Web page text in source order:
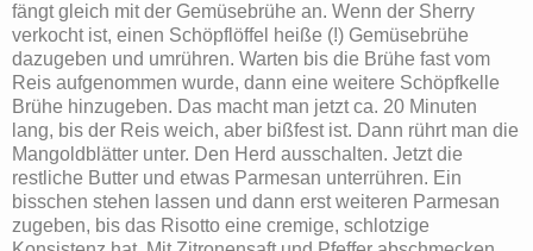
fängt gleich mit der Gemüsebrühe an. Wenn der Sherry
verkocht ist, einen Schöpflöffel heiße (!) Gemüsebrühe
dazugeben und umrühren. Warten bis die Brühe fast vom
Reis aufgenommen wurde, dann eine weitere Schöpfkelle
Brühe hinzugeben. Das macht man jetzt ca. 20 Minuten
lang, bis der Reis weich, aber bißfest ist. Dann rührt man die
Mangoldblätter unter. Den Herd ausschalten. Jetzt die
restliche Butter und etwas Parmesan unterrühren. Ein
bisschen stehen lassen und dann erst weiteren Parmesan
zugeben, bis das Risotto eine cremige, schlotzige